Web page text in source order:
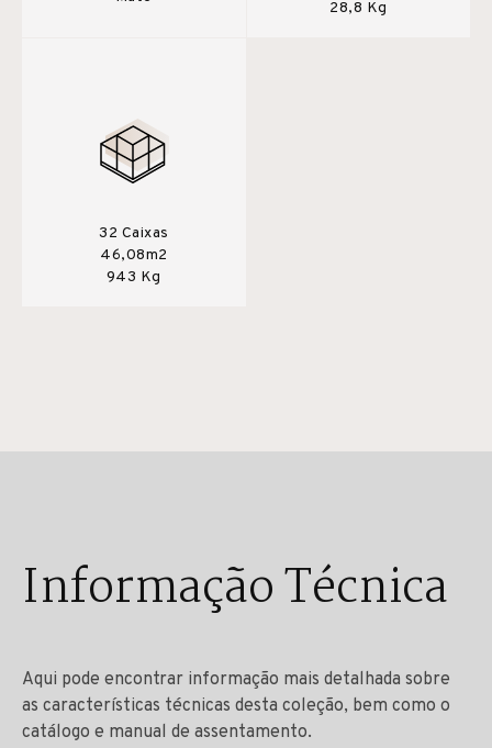
28,8 Kg
32 Caixas
46,08m2
943 Kg
Informação Técnica
Aqui pode encontrar informação mais detalhada sobre
as características técnicas desta coleção, bem como o
catálogo e manual de assentamento.